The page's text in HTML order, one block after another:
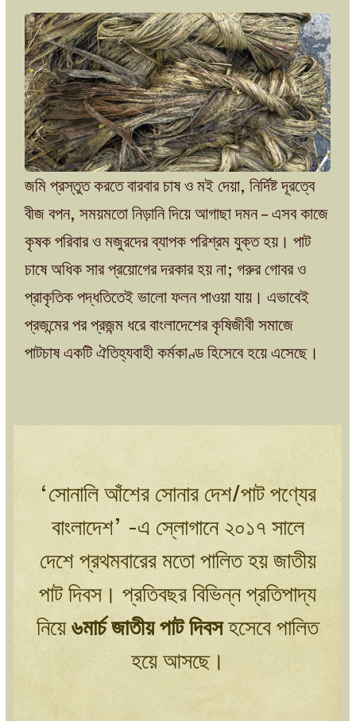
জমি প্রস্তুত করতে বারবার চাষ ও মই দেয়া, নির্দিষ্ট দূরত্বে
বীজ বপন, সময়মতো নিড়ানি দিয়ে আগাছা দমন – এসব কাজে
কৃষক পরিবার ও মজুরদের ব্যাপক পরিশ্রম যুক্ত হয়। পাট
চাষে অধিক সার প্রয়োগের দরকার হয় না; গরুর গোবর ও
প্রাকৃতিক পদ্ধতিতেই ভালো ফলন পাওয়া যায়। এভাবেই
প্রজন্মের পর প্রজন্ম ধরে বাংলাদেশের কৃষিজীবী সমাজে
পাটচাষ একটি ঐতিহ্যবাহী কর্মকাণ্ড হিসেবে হয়ে এসেছে।
‘সোনালি আঁশের সোনার দেশ/পাট পণ্যের
বাংলাদেশ’ -এ স্লোগানে ২০১৭ সালে
দেশে প্রথমবারের মতো পালিত হয় জাতীয়
পাট দিবস। প্রতিবছর বিভিন্ন প্রতিপাদ্য
নিয়ে৬মার্চ জাতীয় পাট দিবসহসেবে পালিত
হয়ে আসছে।